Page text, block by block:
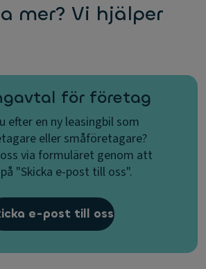
mer? Vi hjälper
för företag
efter en ny leasingbil som
eller småföretagare?
via formuläret genom att
"Skicka e-post till oss".
e-post till oss